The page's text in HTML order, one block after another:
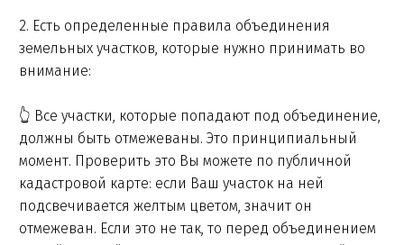
2. Есть определенные правила объединения
земельных участков, которые нужно принимать во
внимание:
👆 Все участки, которые попадают под объединение,
должны быть отмежеваны. Это принципиальный
момент. Проверить это Вы можете по публичной
кадастровой карте: если Ваш участок на ней
подсвечивается желтым цветом, значит он
отмежеван. Если это не так, то перед объединением